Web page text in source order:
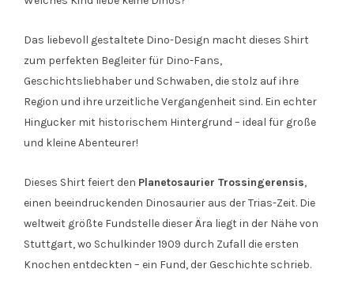
Das liebevoll gestaltete Dino-Design macht dieses Shirt
zum perfekten Begleiter für Dino-Fans,
Geschichtsliebhaber und Schwaben, die stolz auf ihre
Region und ihre urzeitliche Vergangenheit sind. Ein echter
Hingucker mit historischem Hintergrund – ideal für große
und kleine Abenteurer!
Dieses Shirt feiert den Planetosaurier Trossingerensis,
einen beeindruckenden Dinosaurier aus der Trias-Zeit. Die
weltweit größte Fundstelle dieser Ära liegt in der Nähe von
Stuttgart, wo Schulkinder 1909 durch Zufall die ersten
Knochen entdeckten – ein Fund, der Geschichte schrieb.